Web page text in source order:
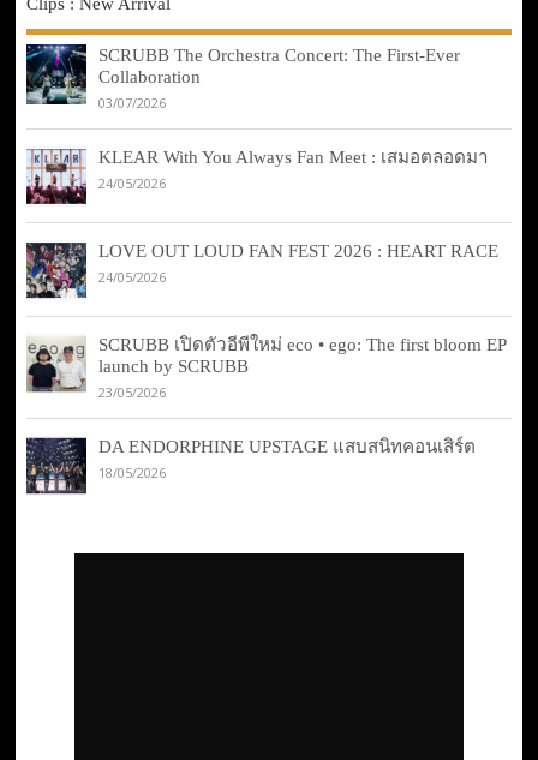
Clips : New Arrival
SCRUBB The Orchestra Concert: The First-Ever
Collaboration
03/07/2026
KLEAR With You Always Fan Meet : เสมอตลอดมา
24/05/2026
LOVE OUT LOUD FAN FEST 2026 : HEART RACE
24/05/2026
SCRUBB เปิดตัวอีพีใหม่ eco • ego: The first bloom EP
launch by SCRUBB
23/05/2026
DA ENDORPHINE UPSTAGE แสบสนิทคอนเสิร์ต
18/05/2026